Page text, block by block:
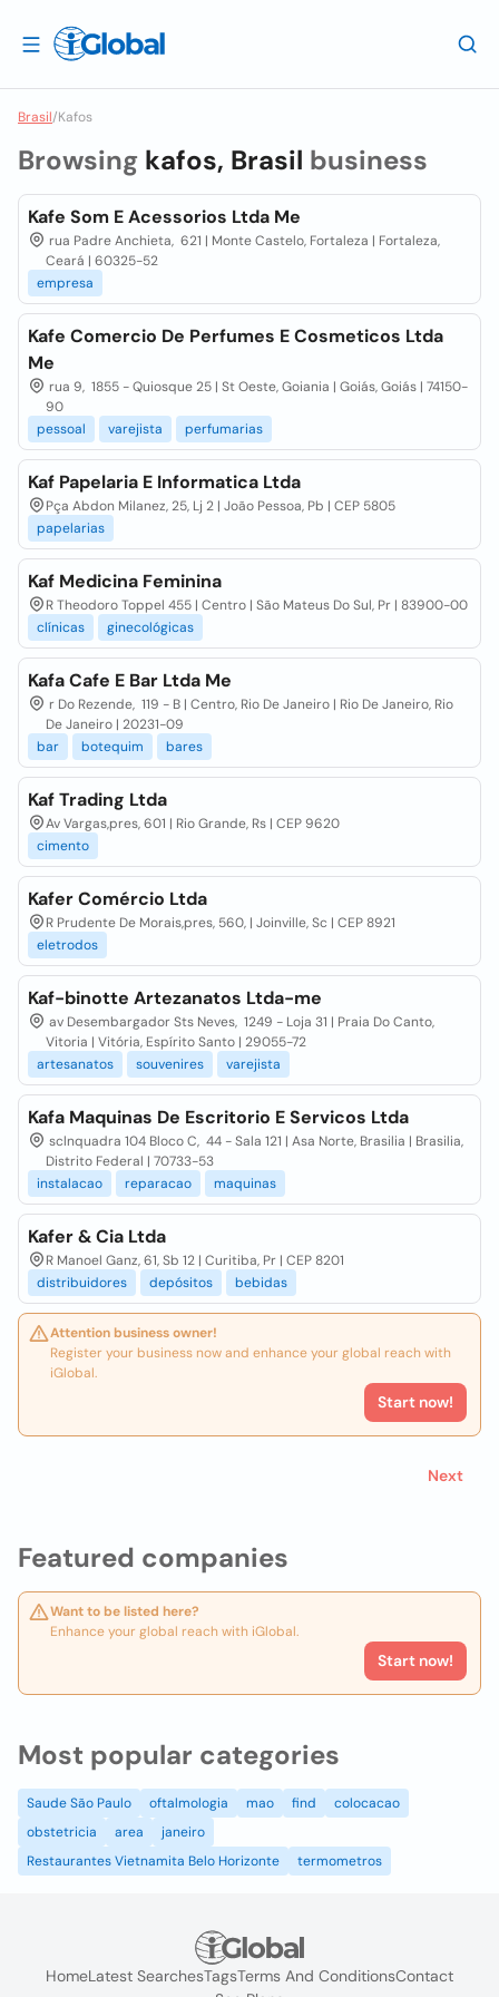
Brasil/Kafos
Featured companies
Want to be listed here?
Enhance your global reach with iGlobal.
Start now!
Browsing kafos, Brasil business
Kafe Som E Acessorios Ltda Me
rua Padre Anchieta, 621 | Monte Castelo, Fortaleza | Fortaleza,
Ceará | 60325-52
empresa
Kafe Comercio De Perfumes E Cosmeticos Ltda
Me
rua 9, 1855 - Quiosque 25 | St Oeste, Goiania | Goiás, Goiás | 74150-
90
pessoal
varejista perfumarias
Kaf Papelaria E Informatica Ltda
Pça Abdon Milanez, 25, Lj 2 | João Pessoa, Pb | CEP 5805
papelarias
Kaf Medicina Feminina
R Theodoro Toppel 455 | Centro | São Mateus Do Sul, Pr | 83900-00
clínicas
ginecológicas
Kafa Cafe E Bar Ltda Me
r Do Rezende, 119 - B | Centro, Rio De Janeiro | Rio De Janeiro, Rio
De Janeiro | 20231-09
bar
botequim bares
Kaf Trading Ltda
Av Vargas,pres, 601 | Rio Grande, Rs | CEP 9620
cimento
Kafer Comércio Ltda
R Prudente De Morais,pres, 560, | Joinville, Sc | CEP 8921
eletrodos
Kaf-binotte Artezanatos Ltda-me
av Desembargador Sts Neves, 1249 - Loja 31 | Praia Do Canto,
Vitoria | Vitória, Espírito Santo | 29055-72
artesanatos
souvenires varejista
Kafa Maquinas De Escritorio E Servicos Ltda
sclnquadra 104 Bloco C, 44 - Sala 121 | Asa Norte, Brasilia | Brasilia,
Distrito Federal | 70733-53
instalacao
reparacao maquinas
Kafer & Cia Ltda
R Manoel Ganz, 61, Sb 12 | Curitiba, Pr | CEP 8201
distribuidores
depósitos bebidas
Attention business owner!
Register your business now and enhance your global reach with
iGlobal.
Start now!
Next
Most popular categories
Saude São Paulo oftalmologia mao find
colocacao
obstetricia
area
janeiro
Restaurantes Vietnamita Belo Horizonte
termometros
HomeLatest SearchesTagsTerms And ConditionsContact